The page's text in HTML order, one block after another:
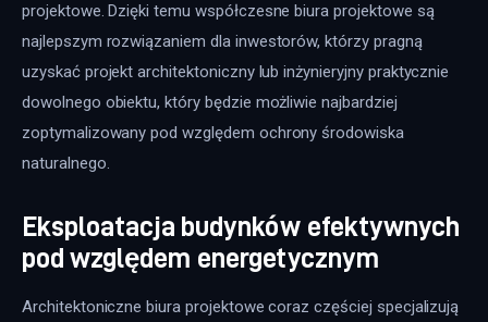
projektowe. Dzięki temu współczesne biura projektowe są
najlepszym rozwiązaniem dla inwestorów, którzy pragną
uzyskać projekt architektoniczny lub inżynieryjny praktycznie
dowolnego obiektu, który będzie możliwie najbardziej
zoptymalizowany pod względem ochrony środowiska
naturalnego.
Eksploatacja budynków efektywnych
pod względem energetycznym
Architektoniczne biura projektowe coraz częściej specjalizują